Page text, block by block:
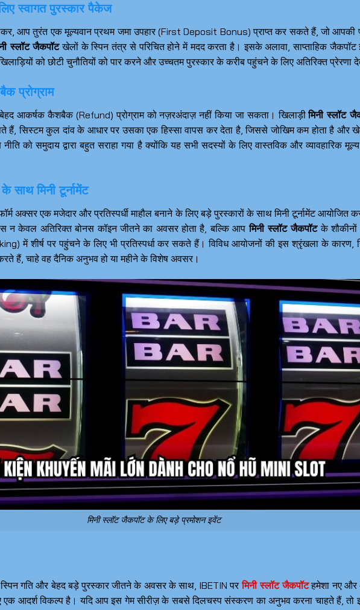
स्वागत पुरस्कार पैकेज
आप तुरंत एक मूल्यवान प्रथम जमा उपहार (First Deposit Bonus) प्राप्त कर सकते हैं, जो आपकी
स्लॉट जैकपॉटखेलों के स्पिन तंत्र से परिचित होने में मदद करता है। इसके अलावा, साप्ताहिक जैकपॉट
को छोटी चुनौतियों को पार करने और उच्चतम पुरस्कार के करीब पहुंचने के लिए अतिरिक्त प्रेरणा
प्रोग्राम
बेहद आकर्षक कैशबैक (Refund) प्रोग्राम को नज़रअंदाज़ नहीं किया जा सकता। खिलाड़ीमिनी स्लॉट
हैं, सिस्टम कुल दांव के आधार पर उसका एक हिस्सा वापस कर देता है, जिससे जोखिम कम होता है और
को समुदाय द्वारा बहुत सराहा गया है क्योंकि यह सभी सदस्यों के लिए वास्तविक और व्यावहारिक
साथ मिनी टूर्नामेंट
अक्सर एक मजेदार और प्रतिस्पर्धी माहौल बनाने के लिए बड़े पुरस्कारों के साथ मिनी टूर्नामेंट आयोजित
न केवल अतिरिक्त बोनस कॉइन जीतने का अवसर होता है, बल्कि आपमिनी स्लॉट जैकपॉटके शौकीनों
में शीर्ष पर पहुंचने के लिए भी प्रतिस्पर्धा कर सकते हैं। विविध आयोजनों की इस श्रृंखला के कारण,
हैं, चाहे वह दैनिक अनुभव हो या महीने के विशेष अवसर।
मिनी स्लॉट जैकपॉट के लिए बड़े प्रमोशन इवेंट
गति और बेहद बड़े पुरस्कार जीतने के अवसर के साथ, IBETIN परमिनी स्लॉट जैकपॉटहमेशा नए और
एक आदर्श विकल्प है। यदि आप इस गेम सीरीज़ के सबसे दिलचस्प संस्करण का अनुभव करना चाहते हैं,